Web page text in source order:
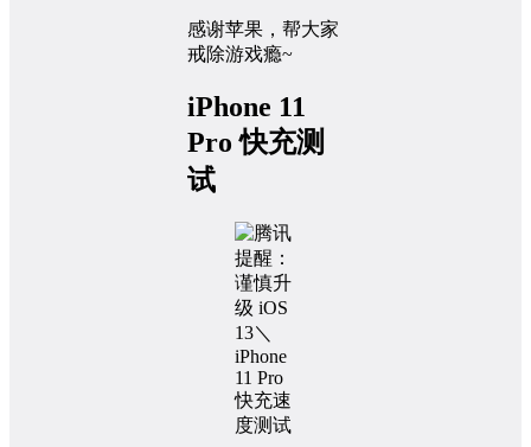
感谢苹果，帮大家
戒除游戏瘾~
iPhone 11
Pro 快充测
试